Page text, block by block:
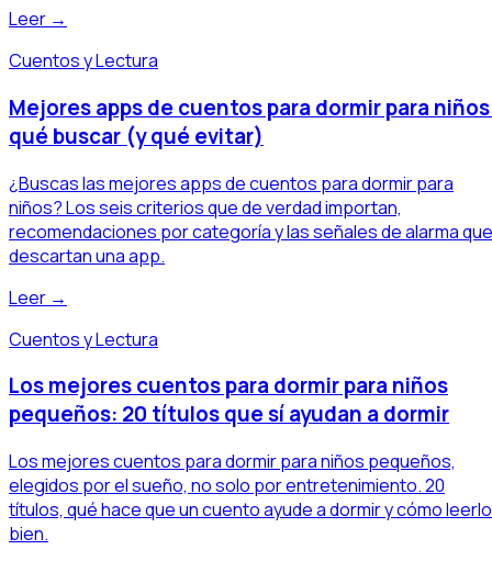
Leer →
Cuentos y Lectura
Mejores apps de cuentos para dormir para
qué buscar (y qué evitar)
¿Buscas las mejores apps de cuentos para dormir para
niños? Los seis criterios que de verdad importan,
recomendaciones por categoría y las señales de alarma que
descartan una app.
Leer →
Cuentos y Lectura
Los mejores cuentos para dormir para niños
pequeños: 20 títulos que sí ayudan a dormir
Los mejores cuentos para dormir para niños pequeños,
elegidos por el sueño, no solo por entretenimiento. 20
títulos, qué hace que un cuento ayude a dormir y cómo leerlo
bien.